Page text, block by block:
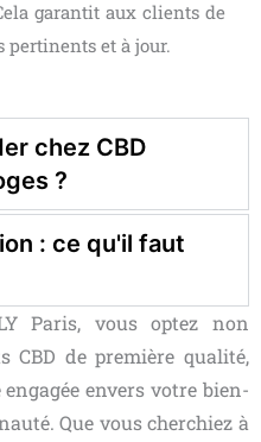
garantit aux clients de
pertinents et à jour.
chez CBD
?
: ce qu'il faut
Paris, vous optez non
CBD de première qualité,
envers votre bien-
Que vous cherchiez à